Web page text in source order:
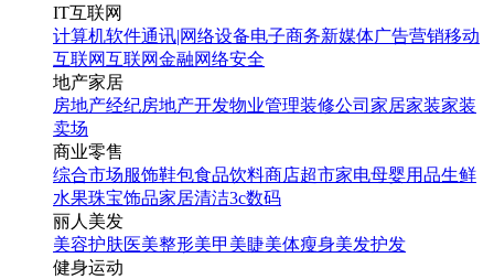
IT互联网
计算机软件通讯|网络设备电子商务新媒体广告营销移动
互联网互联网金融网络安全
地产家居
房地产经纪房地产开发物业管理装修公司 家居家装家装
卖场
商业零售
综合市场服饰鞋包食品饮料商店超市家电母婴用品生鲜
水果珠宝饰品家居清洁3c数码
丽人美发
美容护肤医美整形美甲美睫美体瘦身美发护发
健身运动